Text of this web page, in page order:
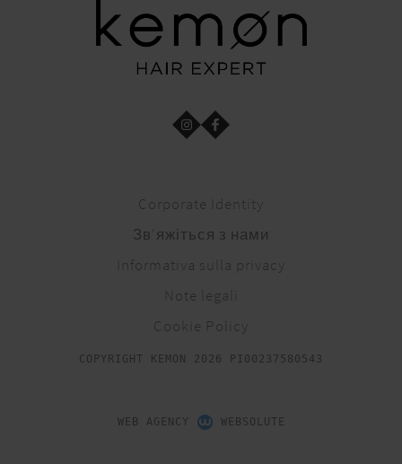
Corporate Identity
Зв'яжіться з нами
Informativa sulla privacy
Note legali
Cookie Policy
COPYRIGHT KEMON 2026 PI00237580543
WEB AGENCY WEBSOLUTE